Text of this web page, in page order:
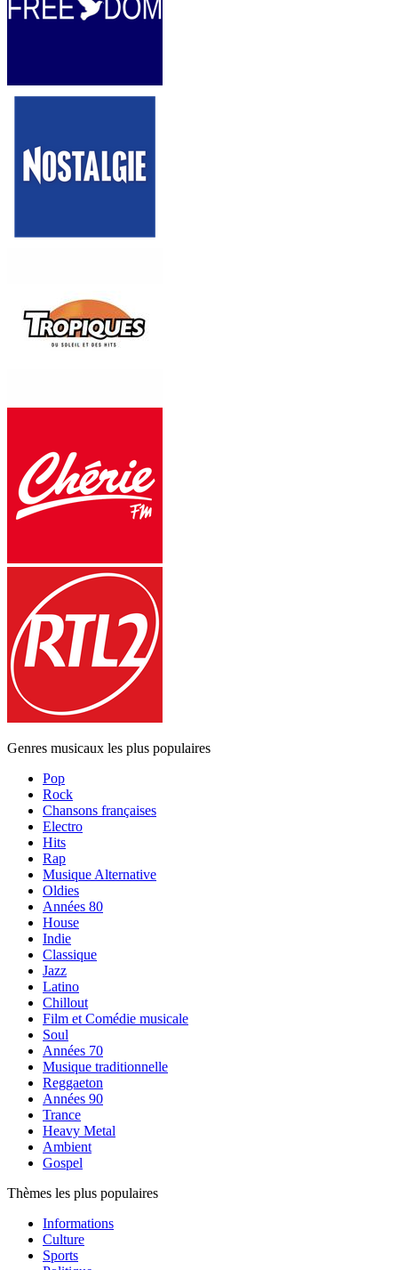
Genres musicaux les plus populaires
Pop
Rock
Chansons françaises
Electro
Hits
Rap
Musique Alternative
Oldies
Années 80
House
Indie
Classique
Jazz
Latino
Chillout
Film et Comédie musicale
Soul
Années 70
Musique traditionnelle
Reggaeton
Années 90
Trance
Heavy Metal
Ambient
Gospel
Thèmes les plus populaires
Informations
Culture
Sports